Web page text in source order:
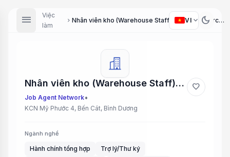
menu
Việc
làm
chevron_right Nhân viên kho (Warehouse Staff), Thu mua (Purchasing Staff), Kế hoạch (Planning Staff), Trợ lý tiếng Trung (Chinese Assistant), Kế toán kho (Warehouse Accountant), Nhân viên IT (IT Staff), Nhân viên công nghệ hiện trường (Field Technology Staff), Nhân ...
VI expand_more dark_mode
Nhân viên kho (Warehouse Staff), Thu mua (Purchasing Staff), Kế hoạch (Planning Staff), Trợ lý tiếng Trung (Chinese Assistant), Kế toán kho (Warehouse Accountant), Nhân viên IT (IT Staff), Nhân viên công nghệ hiện trường (Field Technology Staff), Nhân ...
Job Agent Network•
KCN Mỹ Phước 4, Bến Cát, Bình Dương
favorite
Ngành nghề
Hành chính tổng hợp
Trợ lý/Thư ký